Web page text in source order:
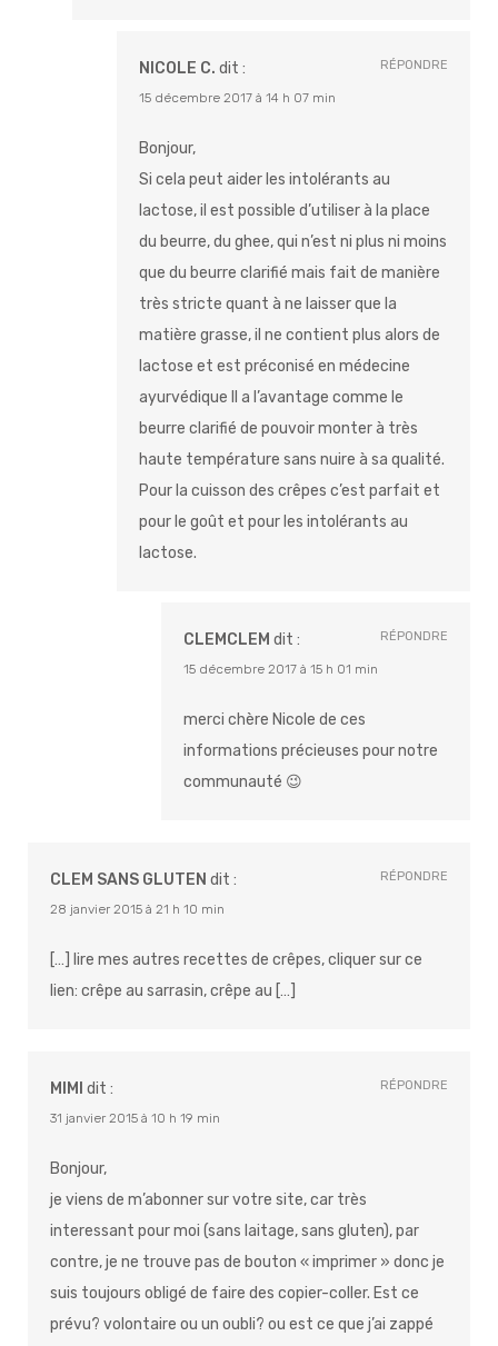
NICOLE C. dit :
15 décembre 2017 à 14 h 07 min
Bonjour,
Si cela peut aider les intolérants au
lactose, il est possible d’utiliser à la place
du beurre, du ghee, qui n’est ni plus ni moins
que du beurre clarifié mais fait de manière
très stricte quant à ne laisser que la
matière grasse, il ne contient plus alors de
lactose et est préconisé en médecine
ayurvédique Il a l’avantage comme le
beurre clarifié de pouvoir monter à très
haute température sans nuire à sa qualité.
Pour la cuisson des crêpes c’est parfait et
pour le goût et pour les intolérants au
lactose.
RÉPONDRE
CLEMCLEM dit :
15 décembre 2017 à 15 h 01 min
merci chère Nicole de ces
informations précieuses pour notre
communauté 😉
RÉPONDRE
CLEM SANS GLUTEN dit :
28 janvier 2015 à 21 h 10 min
[…] lire mes autres recettes de crêpes, cliquer sur ce
lien: crêpe au sarrasin, crêpe au […]
RÉPONDRE
MIMI dit :
31 janvier 2015 à 10 h 19 min
Bonjour,
je viens de m’abonner sur votre site, car très
interessant pour moi (sans laitage, sans gluten), par
contre, je ne trouve pas de bouton « imprimer » donc je
suis toujours obligé de faire des copier-coller. Est ce
prévu? volontaire ou un oubli? ou est ce que j’ai zappé
RÉPONDRE